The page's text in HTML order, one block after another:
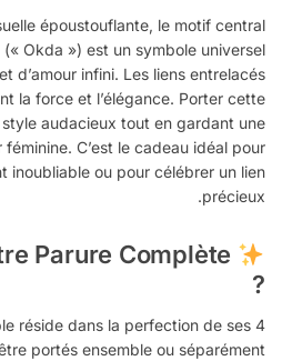
époustouflante, le motif central
Okda ») est un symbole universel
d’amour infini. Les liens entrelacés
la force et l’élégance. Porter cette
audacieux tout en gardant une
C’est le cadeau idéal pour
inoubliable ou pour célébrer un lien
précieux.
Parure Complète
?
réside dans la perfection de ses 4
portés ensemble ou séparément :